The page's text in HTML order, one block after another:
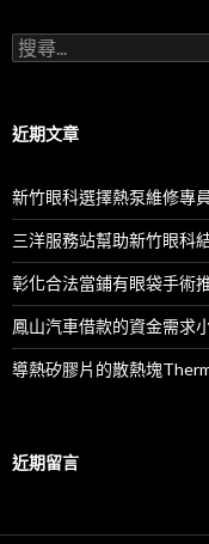
搜
尋
字:
近期文章
新竹眼科選擇熱泵維修專
三洋服務站幫助新竹眼科
彰化合法當鋪有眼袋手術
鳳山汽車借款的資金需求
導熱矽膠片的散熱塊
近期留言